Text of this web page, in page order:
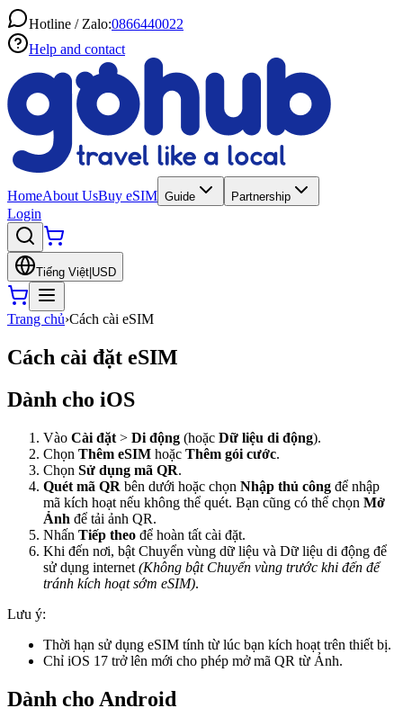
Hotline / Zalo:0866440022
Help and contact
HomeAbout UsBuy eSIM Guide Partnership
Login
Tiếng Việt USD
Trang chủ›Cách cài eSIM
Cách cài đặt eSIM
Dành cho iOS
Vào Cài đặt > Di động (hoặc Dữ liệu di động).
Chọn Thêm eSIM hoặc Thêm gói cước.
Chọn Sử dụng mã QR.
Quét mã QR bên dưới hoặc chọn Nhập thủ công để nhập
mã kích hoạt nếu không thể quét. Bạn cũng có thể chọn Mở
Ảnh để tải ảnh QR.
Nhấn Tiếp theo để hoàn tất cài đặt.
Khi đến nơi, bật Chuyển vùng dữ liệu và Dữ liệu di động để
sử dụng internet (Không bật Chuyển vùng trước khi đến để
tránh kích hoạt sớm eSIM).
Lưu ý:
Thời hạn sử dụng eSIM tính từ lúc bạn kích hoạt trên thiết bị.
Chỉ iOS 17 trở lên mới cho phép mở mã QR từ Ảnh.
Dành cho Android